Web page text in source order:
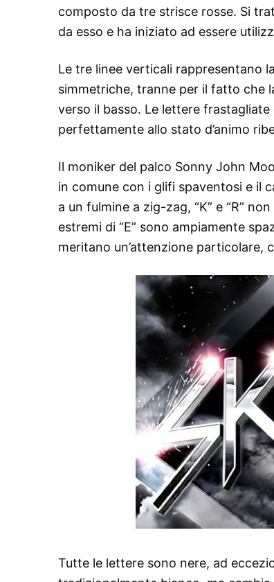
composto da tre strisce rosse. Si
da esso e ha iniziato ad essere
Le tre linee verticali rappresentano
simmetriche, tranne per il fatto che
verso il basso. Le lettere
perfettamente allo stato d’animo
Il moniker del palco Sonny John
in comune con i glifi spaventosi e il
a un fulmine a zig-zag, “K” e “R”
estremi di “E” sono ampiamente
meritano un’attenzione
Tutte le lettere sono nere, ad